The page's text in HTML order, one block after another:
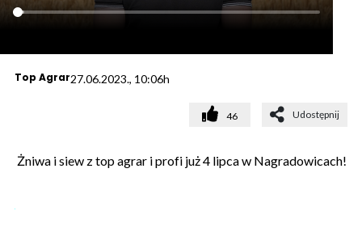
Top Agrar27.06.2023., 10:06h
46 Udostępnij
Żniwa i siew z top agrar i profi już 4 lipca w Nagradowicach!